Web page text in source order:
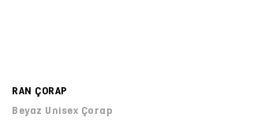
RAN ÇORAP
Beyaz Unisex Çorap